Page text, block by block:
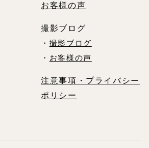
お客様の声
撮影ブログ
・ 撮影ブログ
・ お客様の声
注意事項・プライバシー
ポリシー